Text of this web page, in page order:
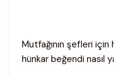
Mutfağının şefleri
hünkar beğendi nasıl